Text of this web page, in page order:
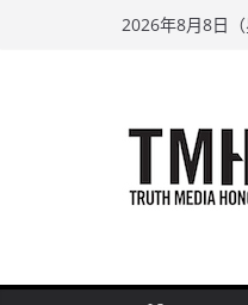
2026年8月8日（